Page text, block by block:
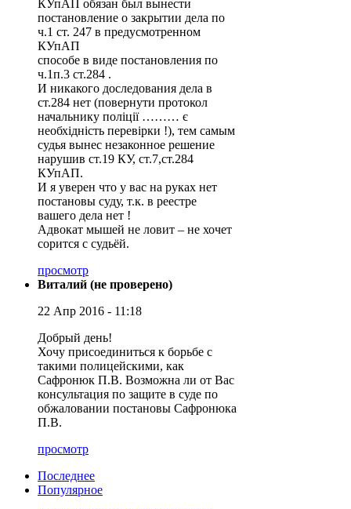
КУпАП обязан был вынести
постановление о закрытии дела по
ч.1 ст. 247 в предусмотренном
КУпАП
способе в виде постановления по
ч.1п.3 ст.284 .
И никакого доследования дела в
ст.284 нет (повернути протокол
начальнику поліції ……… є
необхідність перевірки !), тем самым
судья вынес незаконное решение
нарушив ст.19 КУ, ст.7,ст.284
КУпАП.
И я уверен что у вас на руках нет
постановы суду, т.к. в реестре
вашего дела нет !
Адвокат мышей не ловит – не хочет
сорится с судьёй.
просмотр
Виталий (не проверено)
22 Апр 2016 - 11:18
Добрый день!
Хочу присоединиться к борьбе с
такими полицейскими, как
Сафронюк П.В. Возможна ли от Вас
консультация по защите в суде по
обжаловании постановы Сафронюка
П.В.
просмотр
Последнее
Популярное